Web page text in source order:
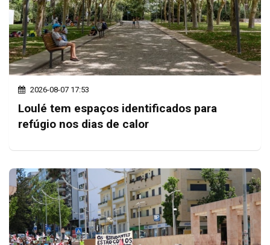
2026-08-07 17:53
Loulé tem espaços identificados para
refúgio nos dias de calor